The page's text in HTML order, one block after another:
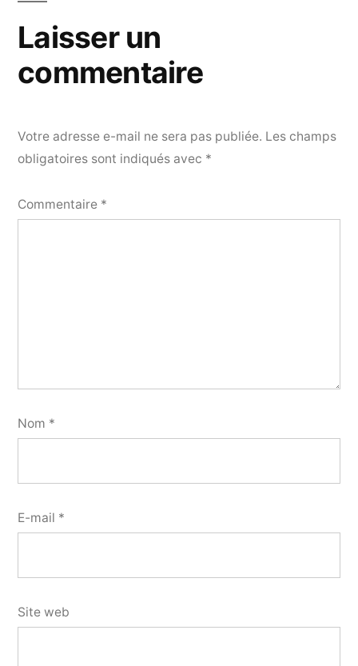
l’article
Laisser un
commentaire
Votre adresse e-mail ne sera pas publiée. Les champs
obligatoires sont indiqués avec *
Commentaire *
Nom *
E-mail *
Site web